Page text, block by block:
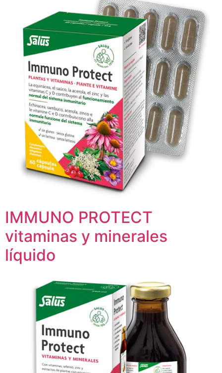
IMMUNO PROTECT
vitaminas y minerales
líquido